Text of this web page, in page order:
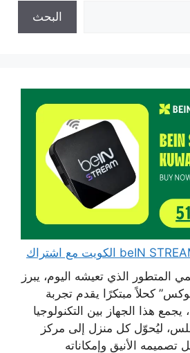
البحث
المتطور الذي تعيشه اليوم، يبرز
كحلاً مبتكرًا يقدم تجربة
هذا الجهاز بين التكنولوجيا
ليُحوّل كل منزل إلى مركز
الأنيق وإمكاناته